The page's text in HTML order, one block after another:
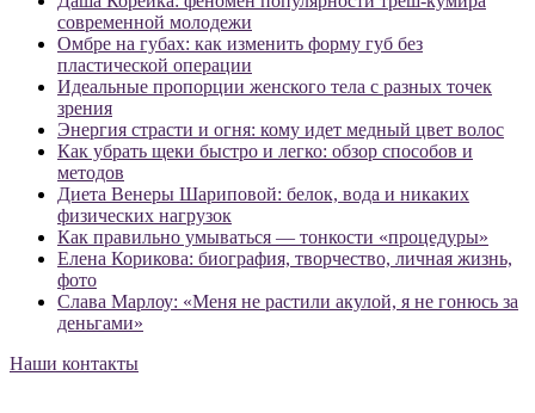
современной молодежи
Омбре на губах: как изменить форму губ без
пластической операции
Идеальные пропорции женского тела с разных точек
зрения
Энергия страсти и огня: кому идет медный цвет волос
Как убрать щеки быстро и легко: обзор способов и
методов
Диета Венеры Шариповой: белок, вода и никаких
физических нагрузок
Как правильно умываться — тонкости «процедуры»
Елена Корикова: биография, творчество, личная жизнь,
фото
Слава Марлоу: «Меня не растили акулой, я не гонюсь за
деньгами»
Наши контакты